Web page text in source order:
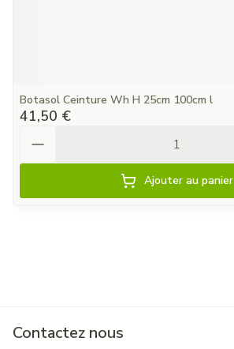
Botasol Ceinture Wh H 25cm 100cm l
41,50 €
Ajouter au panier
Contactez nous